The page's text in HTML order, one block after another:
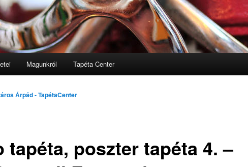
Magunkról Tapéta Center
tapéta, poszter tapéta 4. –
Árpád - TapétaCenter